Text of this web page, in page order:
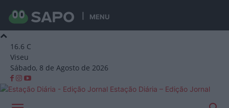
MENU
16.6 C
Viseu
Sábado, 8 de Agosto de 2026
Estação Diária – Edição Jornal